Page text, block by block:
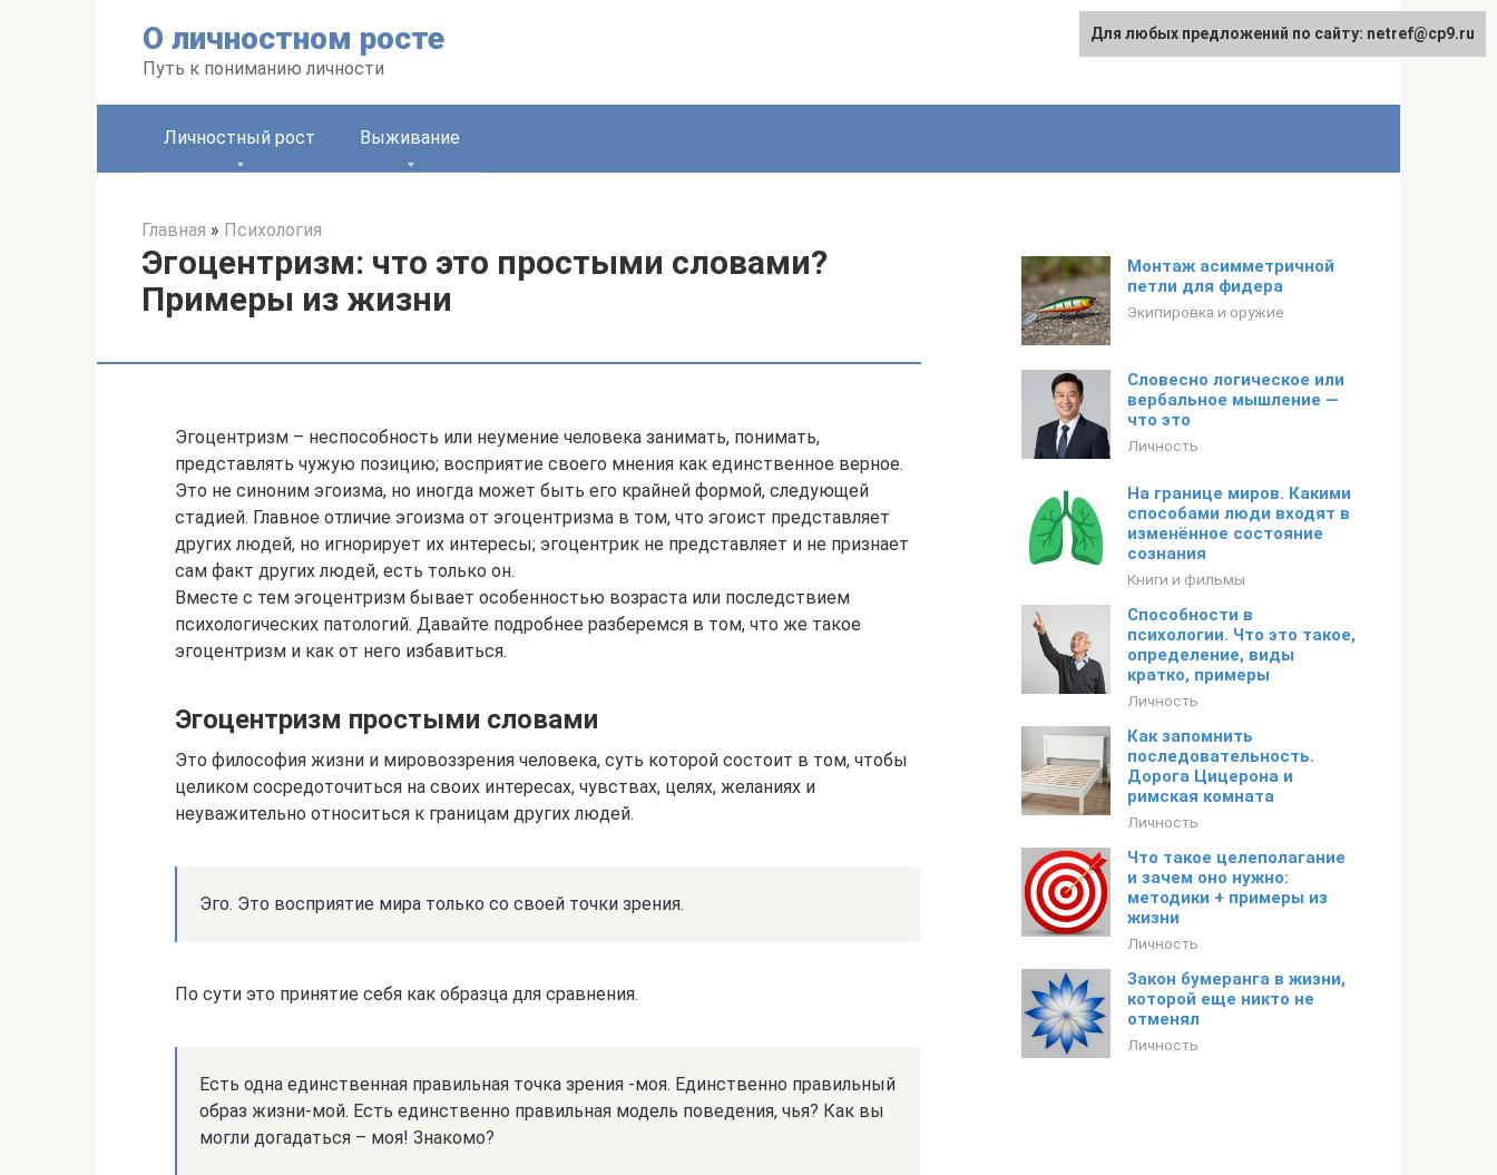
О личностном росте
Путь к пониманию личности
Личностный рост Выживание
Главная » Психология
Эгоцентризм: что это простыми словами?
Примеры из жизни
Эгоцентризм – неспособность или неумение человека занимать, понимать,
представлять чужую позицию; восприятие своего мнения как единственное верное.
Это не синоним эгоизма, но иногда может быть его крайней формой, следующей
стадией. Главное отличие эгоизма от эгоцентризма в том, что эгоист представляет
других людей, но игнорирует их интересы; эгоцентрик не представляет и не признает
сам факт других людей, есть только он.
Вместе с тем эгоцентризм бывает особенностью возраста или последствием
психологических патологий. Давайте подробнее разберемся в том, что же такое
эгоцентризм и как от него избавиться.
Эгоцентризм простыми словами
Это философия жизни и мировоззрения человека, суть которой состоит в том, чтобы
целиком сосредоточиться на своих интересах, чувствах, целях, желаниях и
неуважительно относиться к границам других людей.
Эго. Это восприятие мира только со своей точки зрения.
По сути это принятие себя как образца для сравнения.
Есть одна единственная правильная точка зрения -моя. Единственно правильный
образ жизни-мой. Есть единственно правильная модель поведения, чья? Как вы
могли догадаться – моя! Знакомо?
Монтаж асимметричной
петли для фидера
Экипировка и оружие
Словесно логическое или
вербальное мышление —
что это
Личность
На границе миров. Какими
способами люди входят в
изменённое состояние
сознания
Книги и фильмы
Способности в
психологии. Что это такое,
определение, виды
кратко, примеры
Личность
Как запомнить
последовательность.
Дорога Цицерона и
римская комната
Личность
Что такое целеполагание
и зачем оно нужно:
методики + примеры из
жизни
Личность
Закон бумеранга в жизни,
которой еще никто не
отменял
Личность
Для любых предложений по сайту: netref@cp9.ru